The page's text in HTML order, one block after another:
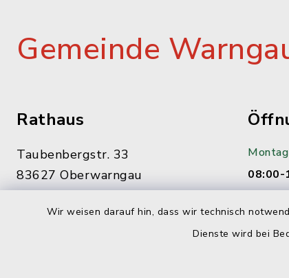
Wir weisen darauf hin, dass wir technisch
Dienste wird bei
Gemeinde
Rathaus
Taubenbergstr. 33
83627 Oberwarngau
08021/9015-0
08:00-
14:00-